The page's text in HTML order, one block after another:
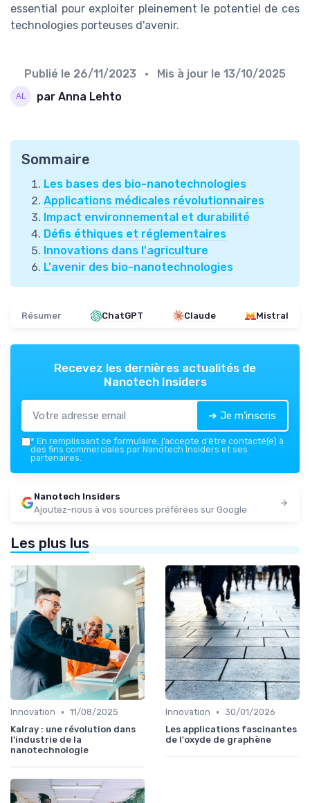
essential pour exploiter pleinement le potentiel de ces
technologies porteuses d'avenir.
Publié le 26/11/2023 • Mis à jour le 13/10/2025
par Anna Lehto
Sommaire
Les bases des bio-nanotechnologies
Applications médicales révolutionnaires
Impact environnemental et durabilité
Défis éthiques et réglementaires
Innovations dans l'agriculture
L'avenir des bio-nanotechnologies
Résumer ChatGPT Claude Mistral
Recevez les dernières actualités de
Nanotech Insiders
➔ Je m'inscris
* En remplissant ce formulaire, j’accepte d’être contacté(e) à
des fins commerciales par Nanotech Insiders et ses
partenaires.
Nanotech Insiders
Ajoutez-nous à vos sources préférées sur Google
Les plus lus
Innovation • 11/08/2025
Kalray : une révolution dans
l'industrie de la
nanotechnologie
Innovation • 30/01/2026
Les applications fascinantes
de l'oxyde de graphène